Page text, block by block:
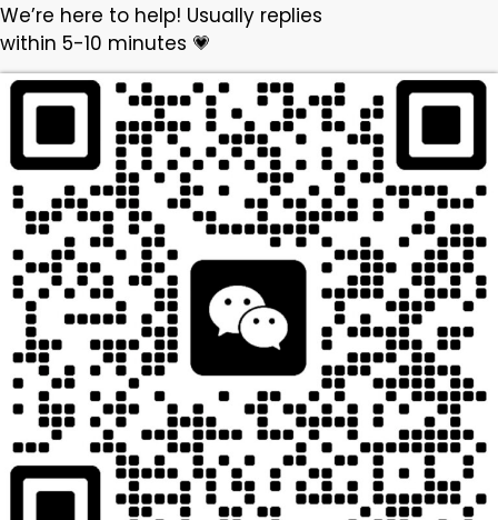
We’re here to help! Usually replies
within 5-10 minutes 💗